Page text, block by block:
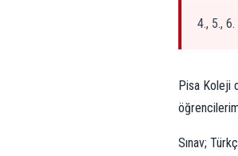
4., 5., 6.
Pisa Koleji
Sınav;